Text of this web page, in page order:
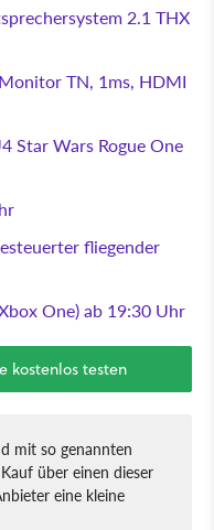
2.1 THX
TN, 1ms, HDMI
Star Wars Rogue One
fliegender
One) ab 19:30 Uhr
kostenlos testen
mit so genannten
über einen dieser
eine kleine